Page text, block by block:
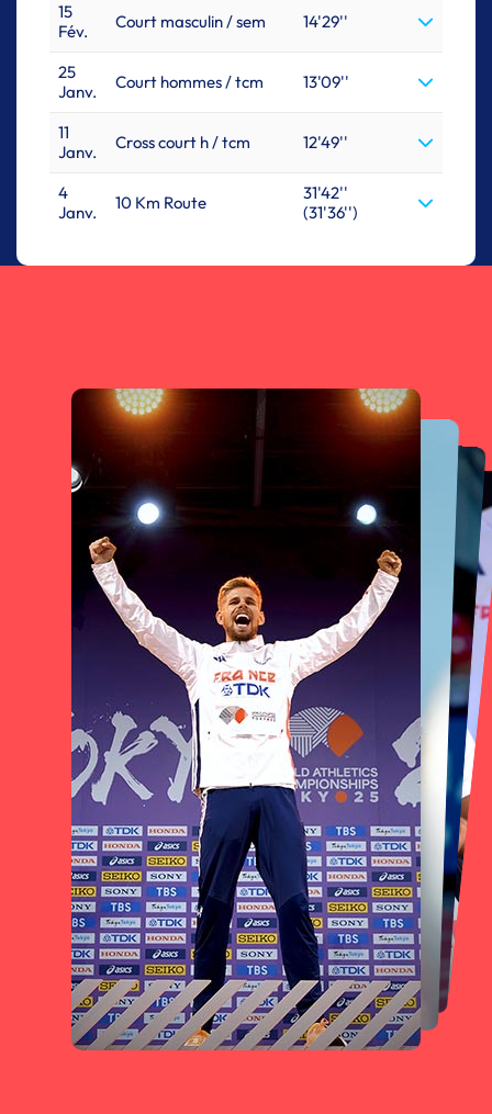
15
Fév.
Court masculin / sem 14'29''
25
Janv.
Court hommes / tcm 13'09''
11
Janv.
Cross court h / tcm 12'49''
4
Janv.
10 Km Route
31'42''
(31'36'')